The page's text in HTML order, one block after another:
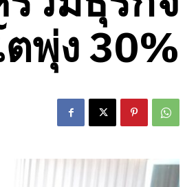
พุ่ง 30%